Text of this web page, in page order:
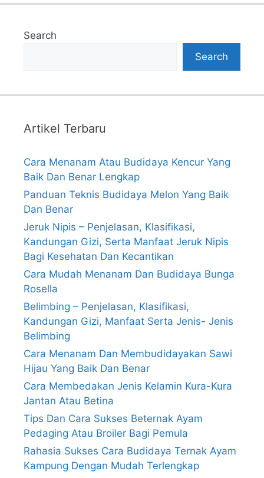
Search
Search
Artikel Terbaru
Cara Menanam Atau Budidaya Kencur Yang
Baik Dan Benar Lengkap
Panduan Teknis Budidaya Melon Yang Baik
Dan Benar
Jeruk Nipis – Penjelasan, Klasifikasi,
Kandungan Gizi, Serta Manfaat Jeruk Nipis
Bagi Kesehatan Dan Kecantikan
Cara Mudah Menanam Dan Budidaya Bunga
Rosella
Belimbing – Penjelasan, Klasifikasi,
Kandungan Gizi, Manfaat Serta Jenis- Jenis
Belimbing
Cara Menanam Dan Membudidayakan Sawi
Hijau Yang Baik Dan Benar
Cara Membedakan Jenis Kelamin Kura-Kura
Jantan Atau Betina
Tips Dan Cara Sukses Beternak Ayam
Pedaging Atau Broiler Bagi Pemula
Rahasia Sukses Cara Budidaya Ternak Ayam
Kampung Dengan Mudah Terlengkap